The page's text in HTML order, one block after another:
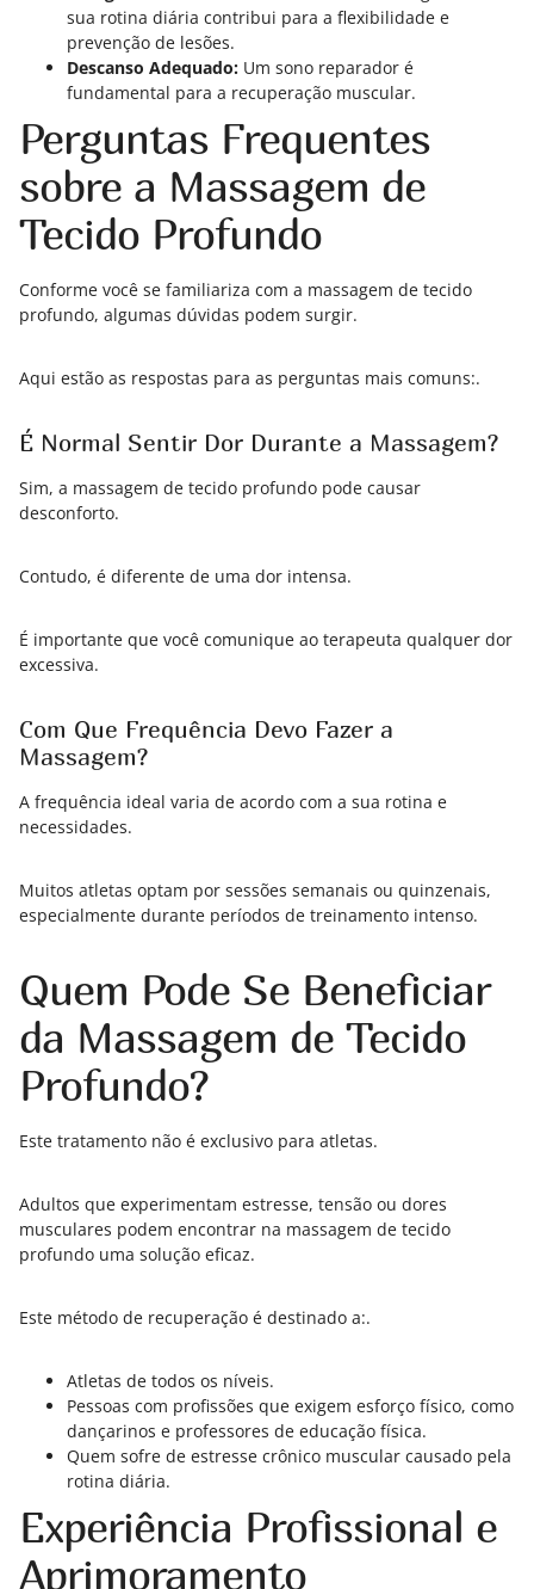
sua rotina diária contribui para a flexibilidade e
prevenção de lesões.
Descanso Adequado: Um sono reparador é
fundamental para a recuperação muscular.
Perguntas Frequentes
sobre a Massagem de
Tecido Profundo
Conforme você se familiariza com a massagem de tecido
profundo, algumas dúvidas podem surgir.
Aqui estão as respostas para as perguntas mais comuns:.
É Normal Sentir Dor Durante a Massagem?
Sim, a massagem de tecido profundo pode causar
desconforto.
Contudo, é diferente de uma dor intensa.
É importante que você comunique ao terapeuta qualquer dor
excessiva.
Com Que Frequência Devo Fazer a
Massagem?
A frequência ideal varia de acordo com a sua rotina e
necessidades.
Muitos atletas optam por sessões semanais ou quinzenais,
especialmente durante períodos de treinamento intenso.
Quem Pode Se Beneficiar
da Massagem de Tecido
Profundo?
Este tratamento não é exclusivo para atletas.
Adultos que experimentam estresse, tensão ou dores
musculares podem encontrar na massagem de tecido
profundo uma solução eficaz.
Este método de recuperação é destinado a:.
Atletas de todos os níveis.
Pessoas com profissões que exigem esforço físico, como
dançarinos e professores de educação física.
Quem sofre de estresse crônico muscular causado pela
rotina diária.
Experiência Profissional e
Aprimoramento